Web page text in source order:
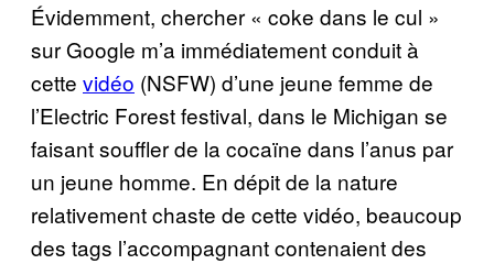
Évidemment, chercher « coke dans le cul »
sur Google m’a immédiatement conduit à
cette vidéo (NSFW) d’une jeune femme de
l’Electric Forest festival, dans le Michigan se
faisant souffler de la cocaïne dans l’anus par
un jeune homme. En dépit de la nature
relativement chaste de cette vidéo, beaucoup
des tags l’accompagnant contenaient des